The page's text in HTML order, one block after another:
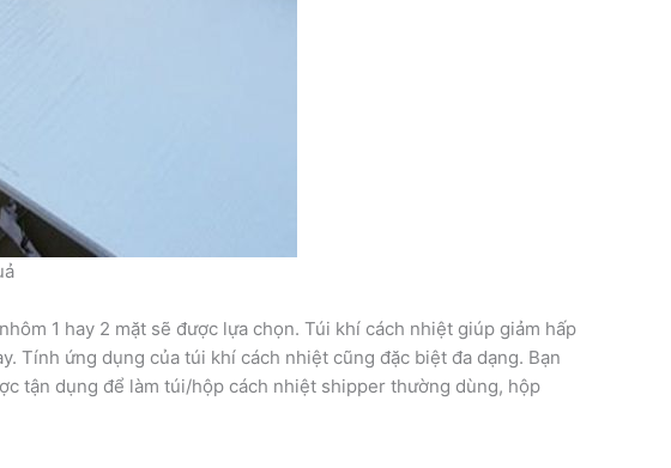
1 hay 2 mặt sẽ được lựa chọn. Túi khí cách nhiệt giúp giảm hấp
Tính ứng dụng của túi khí cách nhiệt cũng đặc biệt đa dạng. Bạn
tận dụng để làm túi/hộp cách nhiệt shipper thường dùng, hộp